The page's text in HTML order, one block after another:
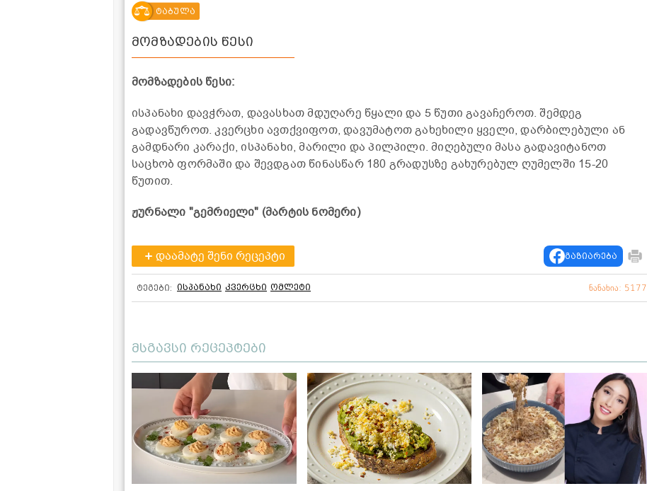
ტაბულა
მომზადების წესი
მომზადების წესი:
ისპანახი დავჭრათ, დავასხათ მდუღარე წყალი და 5 წუთი გავაჩეროთ. შემდეგ
გადავწუროთ. კვერცხი ავთქვიფოთ, დავუმატოთ გახეხილი ყველი, დარბილებული ან
გამდნარი კარაქი, ისპანახი, მარილი და პილპილი. მიღებული მასა გადავიტანოთ
საცხობ ფორმაში და შევდგათ წინასწარ 180 გრადუსზე გახურებულ ღუმელში 15-20
წუთით.
ჟურნალი "გემრიელი" (მარტის ნომერი)
დაამატე შენი რეცეპტი გაზიარება
ტეგები: ისპანახი კვერცხი ომლეტი ნანახია: 5177
მსგავსი რეცეპტები